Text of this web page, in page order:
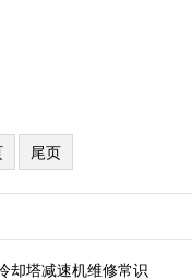
尾页
却塔减速机维修常识